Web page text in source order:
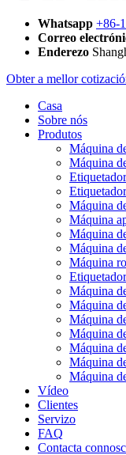
Whatsapp +86-
Correo
Enderezo
Obter a mellor
Casa
Sobre nós
Produtos
Máquina
Máquina
Máquina
Máquina
Máquina
Máquina
Máquina
Máquina
Máquina
Máquina
Máquina
Máquina
Máquina
Máquina
Vídeo
Clientes
Servizo
FAQ
Contacta